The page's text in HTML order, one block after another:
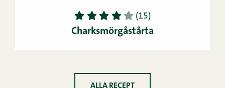
1 2 3 4 5 (15)
Charksmörgåstårta
ALLA RECEPT